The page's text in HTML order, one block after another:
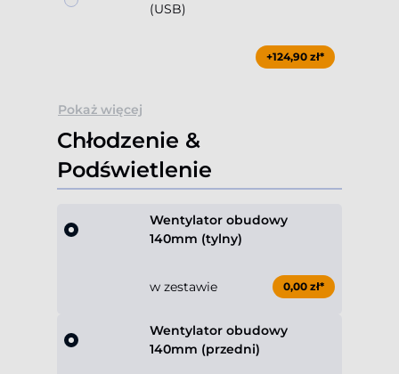
(USB)
+124,90 zł*
Pokaż więcej
Chłodzenie &
Podświetlenie
Wentylator obudowy
140mm (tylny)
w zestawie 0,00 zł*
Wentylator obudowy
140mm (przedni)